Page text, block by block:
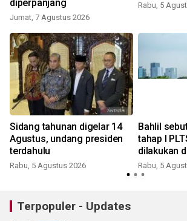
diperpanjang
Jumat, 7 Agustus 2026
Rabu, 5
Sidang tahunan digelar 14
Agustus, undang presiden
terdahulu
Rabu, 5 Agustus 2026
Bahlil
tahap I
dilakukan
Rabu, 5
Terpopuler - Updates